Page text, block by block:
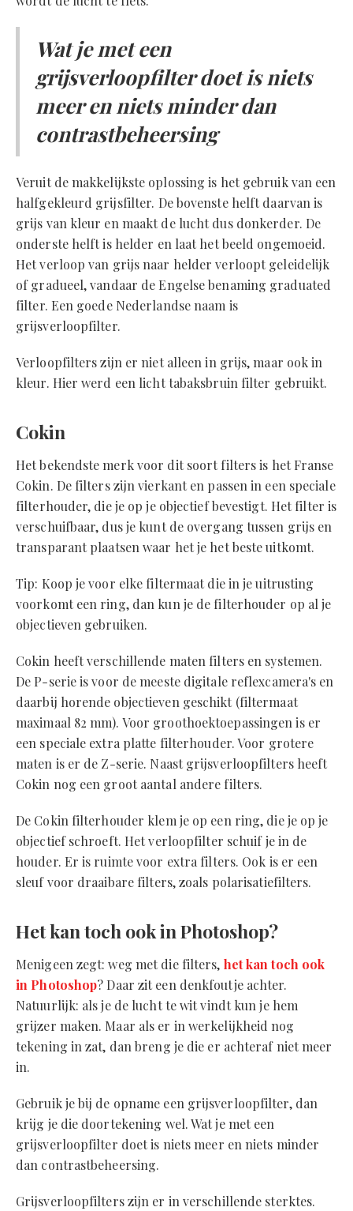
Wat je met een
grijsverloopfilter doet is niets
meer en niets minder dan
contrastbeheersing
Veruit de makkelijkste oplossing is het gebruik van een
halfgekleurd grijsfilter. De bovenste helft daarvan is
grijs van kleur en maakt de lucht dus donkerder. De
onderste helft is helder en laat het beeld ongemoeid.
Het verloop van grijs naar helder verloopt geleidelijk
of gradueel, vandaar de Engelse benaming graduated
filter. Een goede Nederlandse naam is
grijsverloopfilter.
Verloopfilters zijn er niet alleen in grijs, maar ook in
kleur. Hier werd een licht tabaksbruin filter gebruikt.
Cokin
Het bekendste merk voor dit soort filters is het Franse
Cokin. De filters zijn vierkant en passen in een speciale
filterhouder, die je op je objectief bevestigt. Het filter is
verschuifbaar, dus je kunt de overgang tussen grijs en
transparant plaatsen waar het je het beste uitkomt.
Tip: Koop je voor elke filtermaat die in je uitrusting
voorkomt een ring, dan kun je de filterhouder op al je
objectieven gebruiken.
Cokin heeft verschillende maten filters en systemen.
De P-serie is voor de meeste digitale reflexcamera's en
daarbij horende objectieven geschikt (filtermaat
maximaal 82 mm). Voor groothoektoepassingen is er
een speciale extra platte filterhouder. Voor grotere
maten is er de Z-serie. Naast grijsverloopfilters heeft
Cokin nog een groot aantal andere filters.
De Cokin filterhouder klem je op een ring, die je op je
objectief schroeft. Het verloopfilter schuif je in de
houder. Er is ruimte voor extra filters. Ook is er een
sleuf voor draaibare filters, zoals polarisatiefilters.
Het kan toch ook in Photoshop?
Menigeen zegt: weg met die filters, het kan toch ook
in Photoshop? Daar zit een denkfoutje achter.
Natuurlijk: als je de lucht te wit vindt kun je hem
grijzer maken. Maar als er in werkelijkheid nog
tekening in zat, dan breng je die er achteraf niet meer
in.
Gebruik je bij de opname een grijsverloopfilter, dan
krijg je die doortekening wel. Wat je met een
grijsverloopfilter doet is niets meer en niets minder
dan contrastbeheersing.
Grijsverloopfilters zijn er in verschillende sterktes.